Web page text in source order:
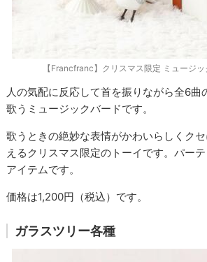
【Francfranc】クリスマス限定 ミュージ
人の気配に反応して首を振りながら全6曲
歌うミュージックバードです。
歌うときの絶妙な表情がかわいらしくク
えるクリスマス限定のトーイです。パー
アイテムです。
価格は1,200円（税込）です。
ガラスツリー各種